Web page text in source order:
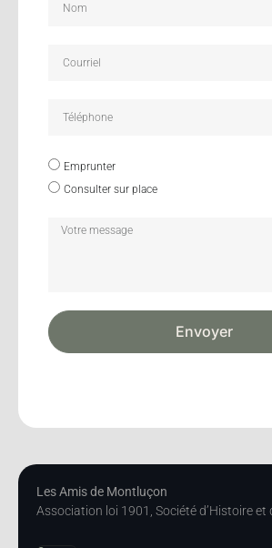
Emprunter
Consulter sur place
Envoyer
Les Amis de Montluçon
Association loi 1901, Société d’Histoire et